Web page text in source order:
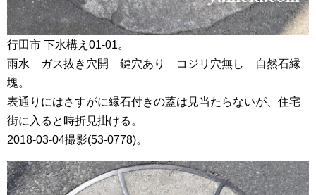
行田市 下水構え01-01。
雨水 ガス抜き穴開 鍵穴あり コジリ穴無し 自然石縁
塊。
表通りにはさすがに縁石付きの蓋は見当たらないが、住宅
街に入ると時折見掛ける。
2018-03-04撮影(53-0778)。